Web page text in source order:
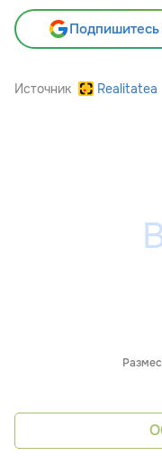
Подпишитесь
Источник Realitatea